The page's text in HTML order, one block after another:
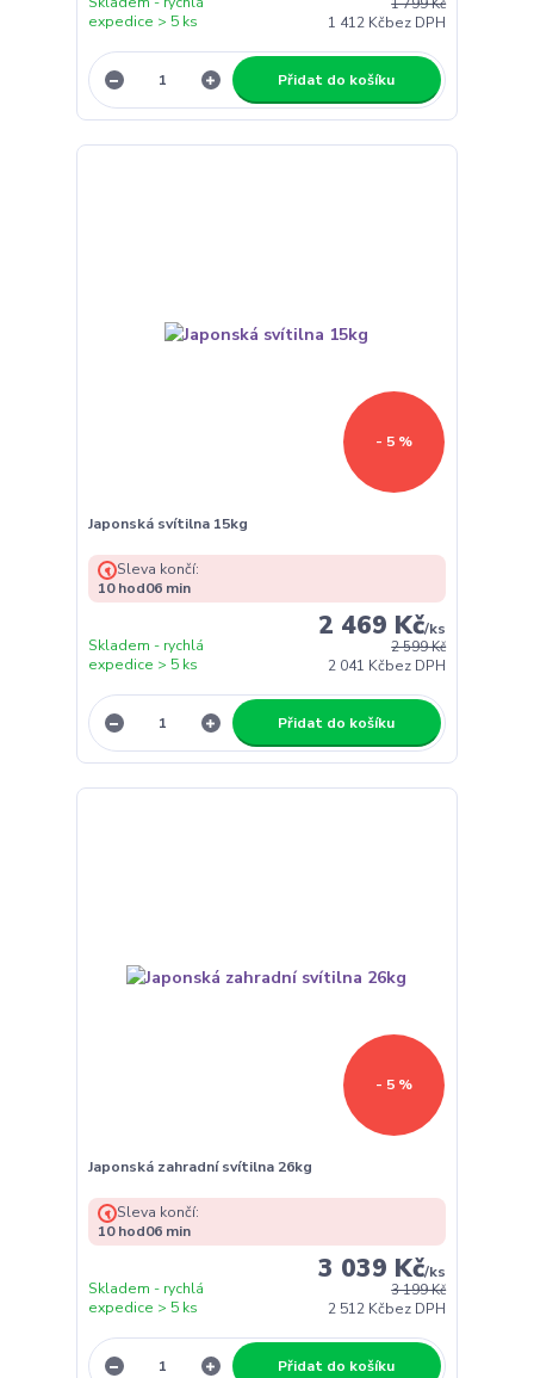
1 799 Kč
1 412 Kčbez DPH
expedice > 5 ks
Přidat do košíku
- 5 %
Japonská svítilna 15kg
2 599 Kč
2 469 Kč/ks
2 041 Kčbez DPH
Skladem - rychlá
expedice > 5 ks
Sleva končí:
10hod06 min
Přidat do košíku
- 5 %
Japonská zahradní svítilna 26kg
3 199 Kč
3 039 Kč/ks
2 512 Kčbez DPH
Skladem - rychlá
expedice > 5 ks
Sleva končí:
10hod06 min
Přidat do košíku